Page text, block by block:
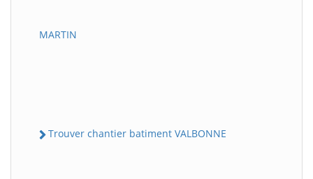
MARTIN
Trouver chantier batiment VALBONNE